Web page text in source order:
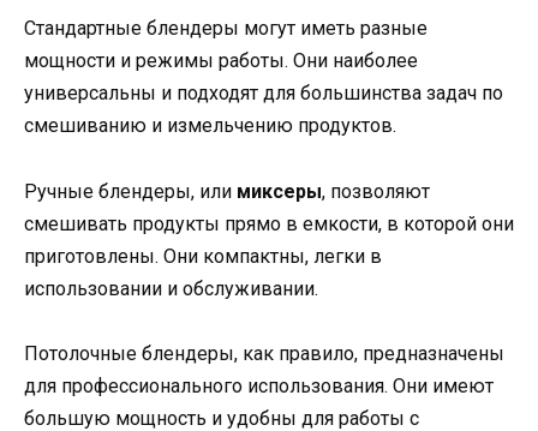
Стандартные блендеры могут иметь разные
мощности и режимы работы. Они наиболее
универсальны и подходят для большинства задач по
смешиванию и измельчению продуктов.
Ручные блендеры, или миксеры, позволяют
смешивать продукты прямо в емкости, в которой они
приготовлены. Они компактны, легки в
использовании и обслуживании.
Потолочные блендеры, как правило, предназначены
для профессионального использования. Они имеют
большую мощность и удобны для работы с